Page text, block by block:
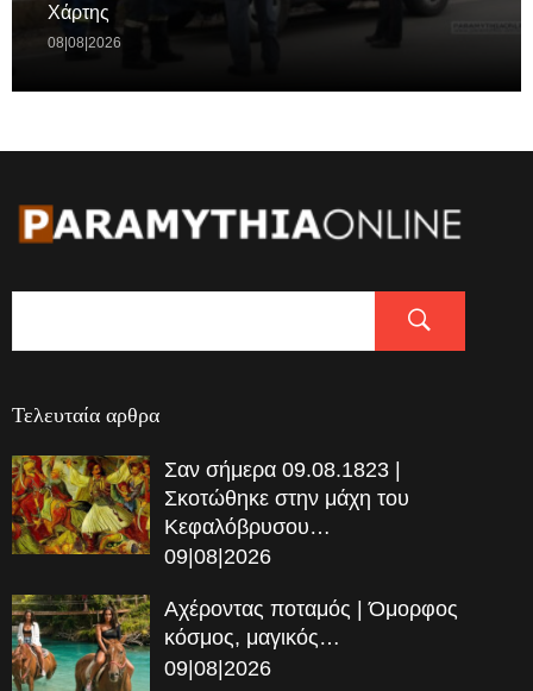
Χάρτης
08|08|2026
Τελευταία αρθρα
Σαν σήμερα 09.08.1823 |
Σκοτώθηκε στην μάχη του
Κεφαλόβρυσου…
09|08|2026
Αχέροντας ποταμός | Όμορφος
κόσμος, μαγικός…
09|08|2026